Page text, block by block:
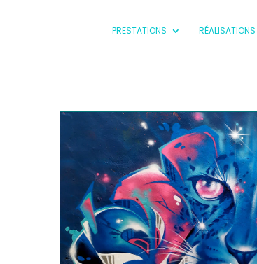
PRESTATIONS RÉALISATIONS